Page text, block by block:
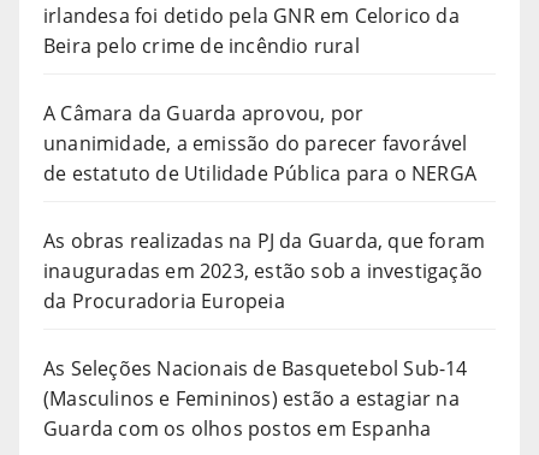
irlandesa foi detido pela GNR em Celorico da
Beira pelo crime de incêndio rural
A Câmara da Guarda aprovou, por
unanimidade, a emissão do parecer favorável
de estatuto de Utilidade Pública para o NERGA
As obras realizadas na PJ da Guarda, que foram
inauguradas em 2023, estão sob a investigação
da Procuradoria Europeia
As Seleções Nacionais de Basquetebol Sub-14
(Masculinos e Femininos) estão a estagiar na
Guarda com os olhos postos em Espanha